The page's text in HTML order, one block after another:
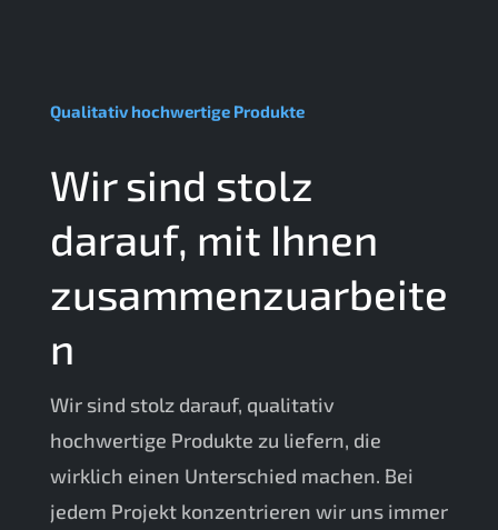
Qualitativ hochwertige Produkte
Wir sind stolz
darauf, mit Ihnen
zusammenzuarbeite
n
Wir sind stolz darauf, qualitativ
hochwertige Produkte zu liefern, die
wirklich einen Unterschied machen. Bei
jedem Projekt konzentrieren wir uns immer